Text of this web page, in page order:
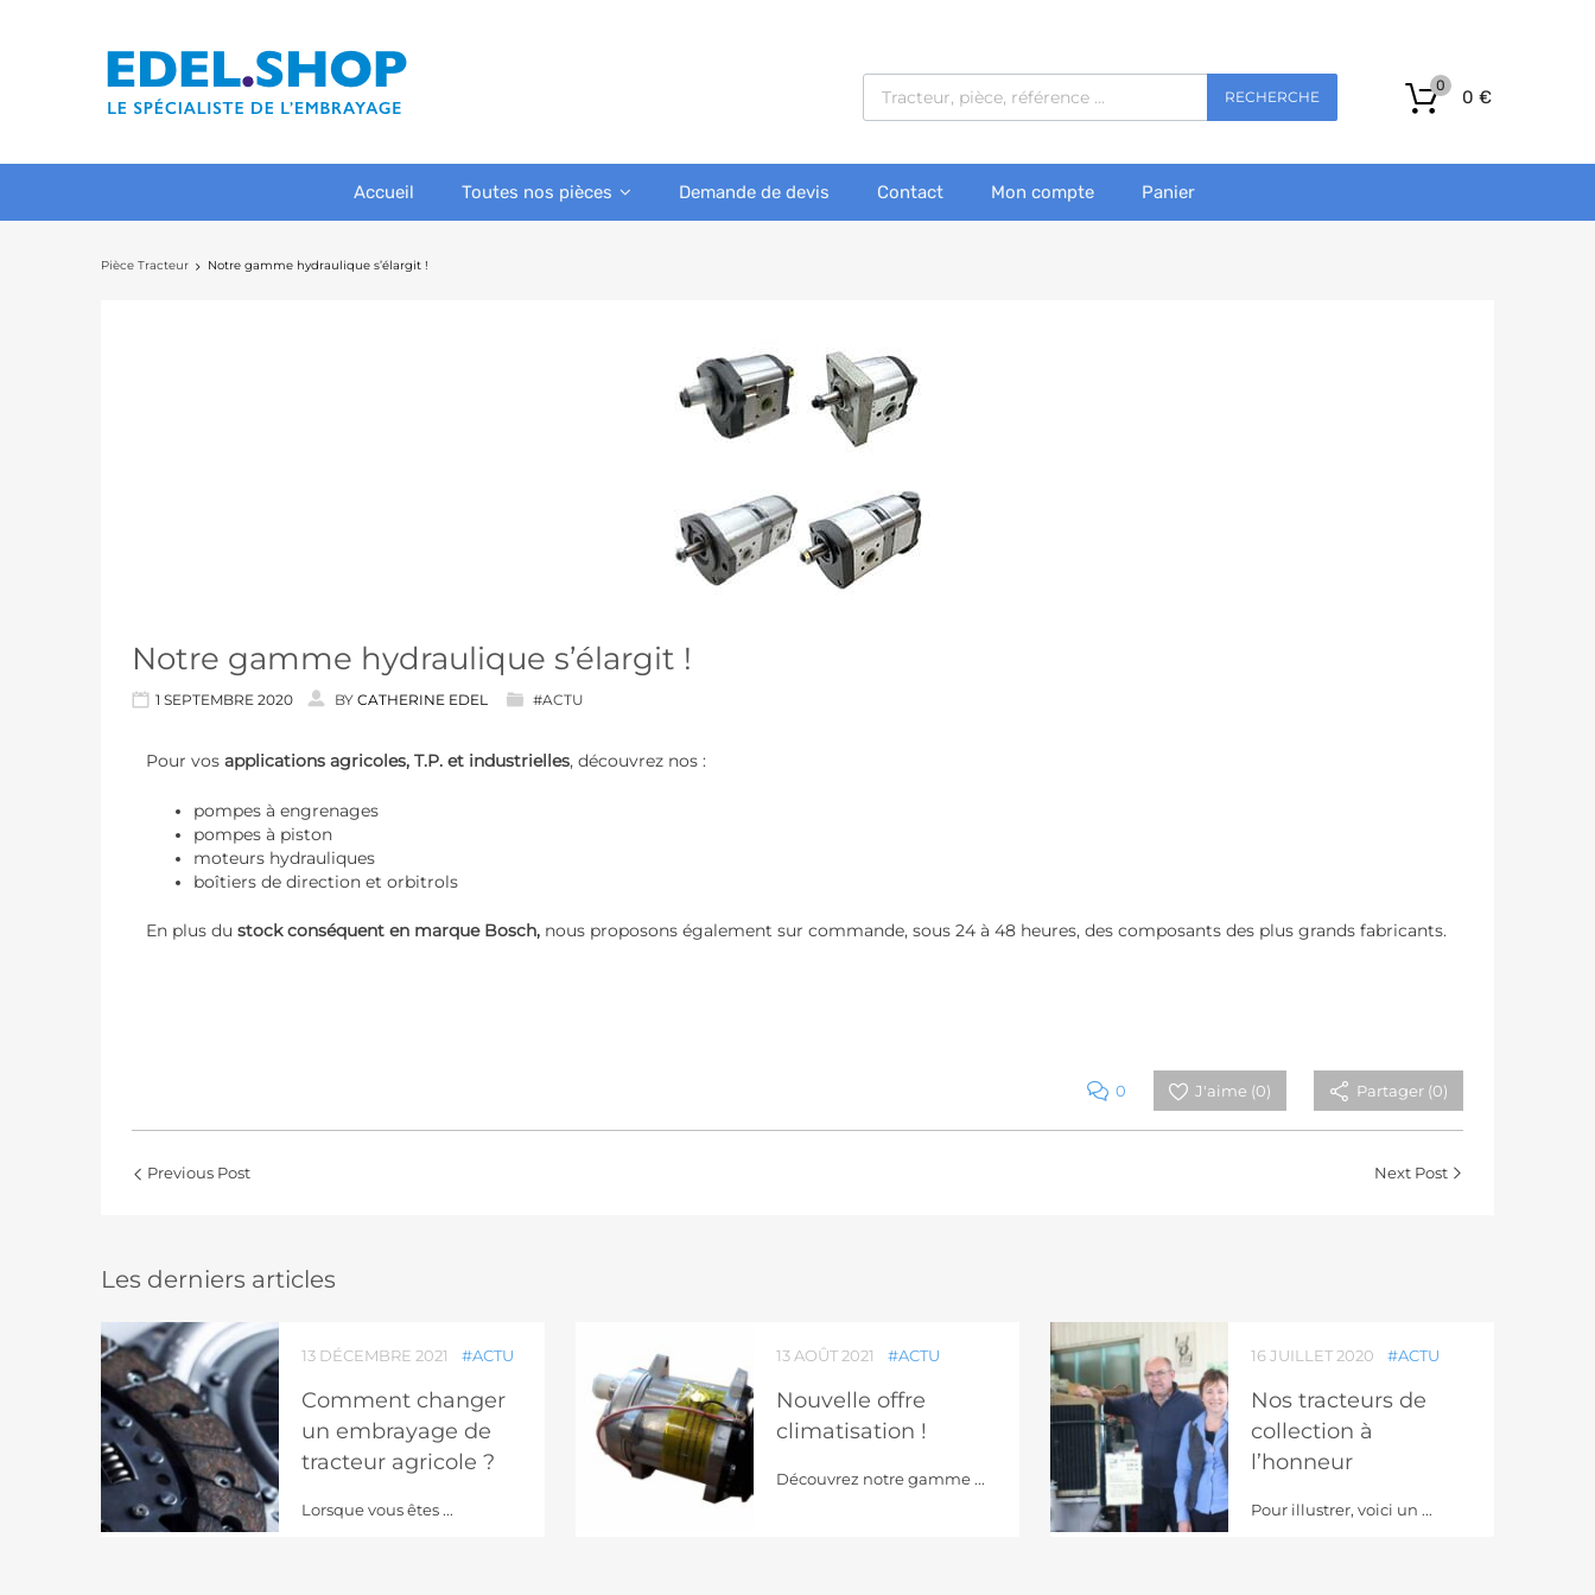
RECHERCHE 0 €
0
Accueil Toutes nos pièces Demande de devis Contact Mon compte Panier
Pièce Tracteur Notre gamme hydraulique s’élargit !
Notre gamme hydraulique s’élargit !
1 SEPTEMBRE 2020 BY CATHERINE EDEL #ACTU
Pour vos applications agricoles, T.P. et industrielles, découvrez nos :
pompes à engrenages
pompes à piston
moteurs hydrauliques
boîtiers de direction et orbitrols
En plus du stock conséquent en marque Bosch,nous proposons également sur commande, sous 24 à 48 heures, des composants des plus grands fabricants.
0 J'aime (0) Partager (0)
Previous Post Next Post
Les derniers articles
13 DÉCEMBRE 2021 #ACTU
Comment changer
un embrayage de
tracteur agricole ?
Lorsque vous êtes ...
13 AOÛT 2021 #ACTU
Nouvelle offre
climatisation !
Découvrez notre gamme ...
16 JUILLET 2020 #ACTU
Nos tracteurs de
collection à
l’honneur
Pour illustrer, voici un ...